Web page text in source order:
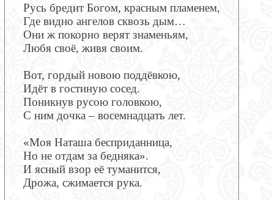
Русь бредит Богом, красным пламенем,
Где видно ангелов сквозь дым…
Они ж покорно верят знаменьям,
Любя своё, живя своим.
Вот, гордый новою поддёвкою,
Идёт в гостиную сосед.
Поникнув русою головкою,
С ним дочка – восемнадцать лет.
«Моя Наташа бесприданница,
Но не отдам за бедняка».
И ясный взор её туманится,
Дрожа, сжимается рука.